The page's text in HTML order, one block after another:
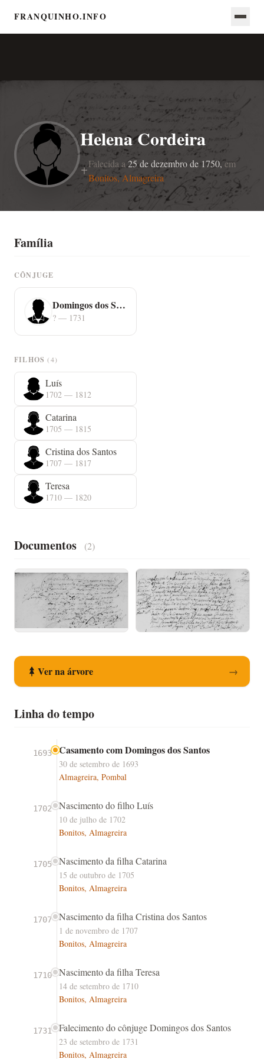
FRANQUINHO.INFO
Helena Cordeira
Falecida a 25 de dezembro de 1750,em
Bonitos, Almagreira
Família
CÔNJUGE
Domingos dos Santos
? — 1731
FILHOS(4)
Luís
1702 — 1812
Catarina
1705 — 1815
Cristina dos Santos
1707 — 1817
Teresa
1710 — 1820
Documentos (2)
Ver na árvore →
Linha do tempo
1693 Casamento com Domingos dos Santos
30 de setembro de 1693
Almagreira, Pombal
1702 Nascimento do filho Luís
10 de julho de 1702
Bonitos, Almagreira
1705 Nascimento da filha Catarina
15 de outubro de 1705
Bonitos, Almagreira
1707 Nascimento da filha Cristina dos Santos
1 de novembro de 1707
Bonitos, Almagreira
1710 Nascimento da filha Teresa
14 de setembro de 1710
Bonitos, Almagreira
1731 Falecimento do cônjuge Domingos dos Santos
23 de setembro de 1731
Bonitos, Almagreira